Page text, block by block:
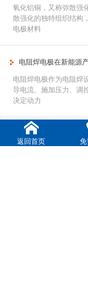
氧化铝铜，又称弥散强
散强化的独特组织结构
电极材料
电阻焊电极在新能源
电阻焊电极作为电阻焊
导电流、施加压力、调
决定动力
提高电阻焊电极使用
返回首页